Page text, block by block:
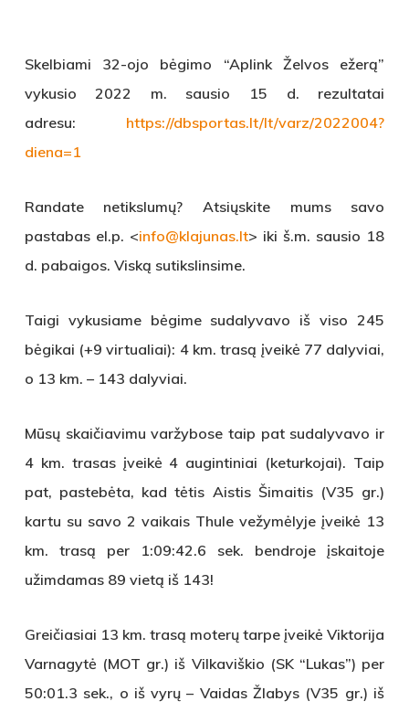
Skelbiami 32-ojo bėgimo “Aplink Želvos ežerą”
vykusio 2022 m. sausio 15 d. rezultatai
adresu: https://dbsportas.lt/lt/varz/2022004?
diena=1
Randate netikslumų? Atsiųskite mums savo
pastabas el.p. <info@klajunas.lt> iki š.m. sausio 18
d. pabaigos. Viską sutikslinsime.
Taigi vykusiame bėgime sudalyvavo iš viso 245
bėgikai (+9 virtualiai): 4 km. trasą įveikė 77 dalyviai,
o 13 km. – 143 dalyviai.
Mūsų skaičiavimu varžybose taip pat sudalyvavo ir
4 km. trasas įveikė 4 augintiniai (keturkojai). Taip
pat, pastebėta, kad tėtis Aistis Šimaitis (V35 gr.)
kartu su savo 2 vaikais Thule vežymėlyje įveikė 13
km. trasą per 1:09:42.6 sek. bendroje įskaitoje
užimdamas 89 vietą iš 143!
Greičiasiai 13 km. trasą moterų tarpe įveikė Viktorija
Varnagytė (MOT gr.) iš Vilkaviškio (SK “Lukas”) per
50:01.3 sek., o iš vyrų – Vaidas Žlabys (V35 gr.) iš